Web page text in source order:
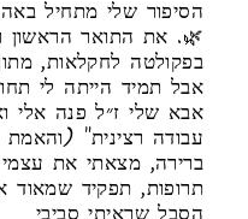
🌿. את התואר הראשון
בפקולטה לחקלאות,
אבל תמיד הייתה לי
אבא שלי ז״ל פנה אלי
עבודה רצינית"
ברירה, מצאתי את
תרופות, תפקיד